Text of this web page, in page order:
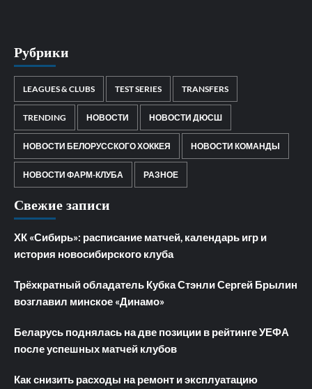
Рубрики
LEAGUES & CLUBS TEST SERIES TRANSFERS
TRENDING НОВОСТИ НОВОСТИ ДЮСШ
НОВОСТИ БЕЛОРУССКОГО ХОККЕЯ НОВОСТИ КОМАНДЫ
НОВОСТИ ФАРМ-КЛУБА РАЗНОЕ
Свежие записи
ХК «Сибирь»: расписание матчей, календарь игр и
история новосибирского клуба
Трёхкратный обладатель Кубка Стэнли Сергей Брылин
возглавил минское «Динамо»
Беларусь поднялась на две позиции в рейтинге УЕФА
после успешных матчей клубов
Как снизить расходы на ремонт и эксплуатацию